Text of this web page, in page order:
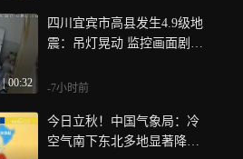
| 00:32
四川宜宾市高县发生4.9级地
震：吊灯晃动 监控画面剧烈
-7小时前
今日立秋！中国气象局：冷
空气南下东北多地显著降温